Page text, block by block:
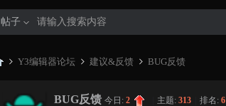
帖子
Y3编辑器论坛 建议&反馈 BUG反馈
BUG反馈 今日:2 主题:313 排名:6